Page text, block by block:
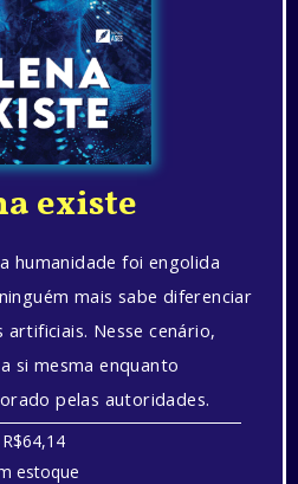
existe
humanidade foi engolida
mais sabe diferenciar
artificiais. Nesse cenário,
si mesma enquanto
pelas autoridades.
R$64,14
estoque